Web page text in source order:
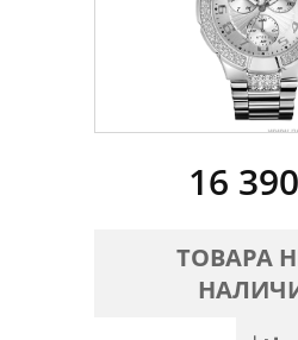
16 390
ТОВАРА